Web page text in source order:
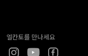
엘칸토를 만나세요